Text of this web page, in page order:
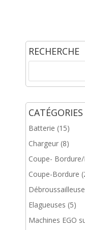
RECHERCHE
Batterie (15)
Chargeur (8)
Coupe-
Coupe-Bordure
Elagueuses (5)
Machines EGO